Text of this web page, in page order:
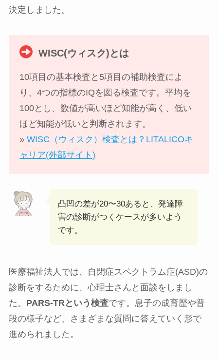
決定しました。
WISC(ウィスク)とは
10項目の基本検査と5項目の補助検査によ
り、4つの指標のIQを図る検査です。平均を
100とし、数値が高いほど知能が高く、低い
ほど知能が低いと判断されます。
»WISC（ウィスク）検査とは？LITALICOキ
ャリア(外部サイト)
凸凹の差が20〜30あると、発達障
害の診断がつくケースが多いよう
です。
医療福祉法人では、自閉症スペクトラム症(ASD)の
診断をするために、心理士さんと面談をしまし
た。 PARS-TRという検査です。息子の成育歴や普
段の様子など、さまざまな質問に答えていく形で
進められました。